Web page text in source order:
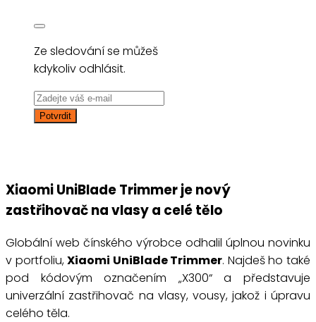
Ze sledování se můžeš
kdykoliv odhlásit.
Xiaomi UniBlade Trimmer je nový
zastřihovač na vlasy a celé tělo
Globální web čínského výrobce odhalil úplnou novinku
v portfoliu,Xiaomi UniBlade Trimmer. Najdeš ho také
pod kódovým označením „X300“ a představuje
univerzální zastřihovač na vlasy, vousy, jakož i úpravu
celého těla.